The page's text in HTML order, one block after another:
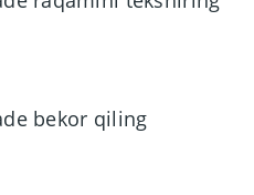
yoki seanslarni
duch keladi. Aloqa
jonli hisob
qiling, buning uchun keng
Ushbu ko'rsatma
uchun aniq, ketma-ket
bekor qiling